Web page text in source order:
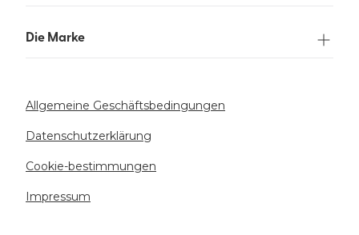
Die Marke
Allgemeine Geschäftsbedingungen
Datenschutzerklärung
Cookie-bestimmungen
Impressum